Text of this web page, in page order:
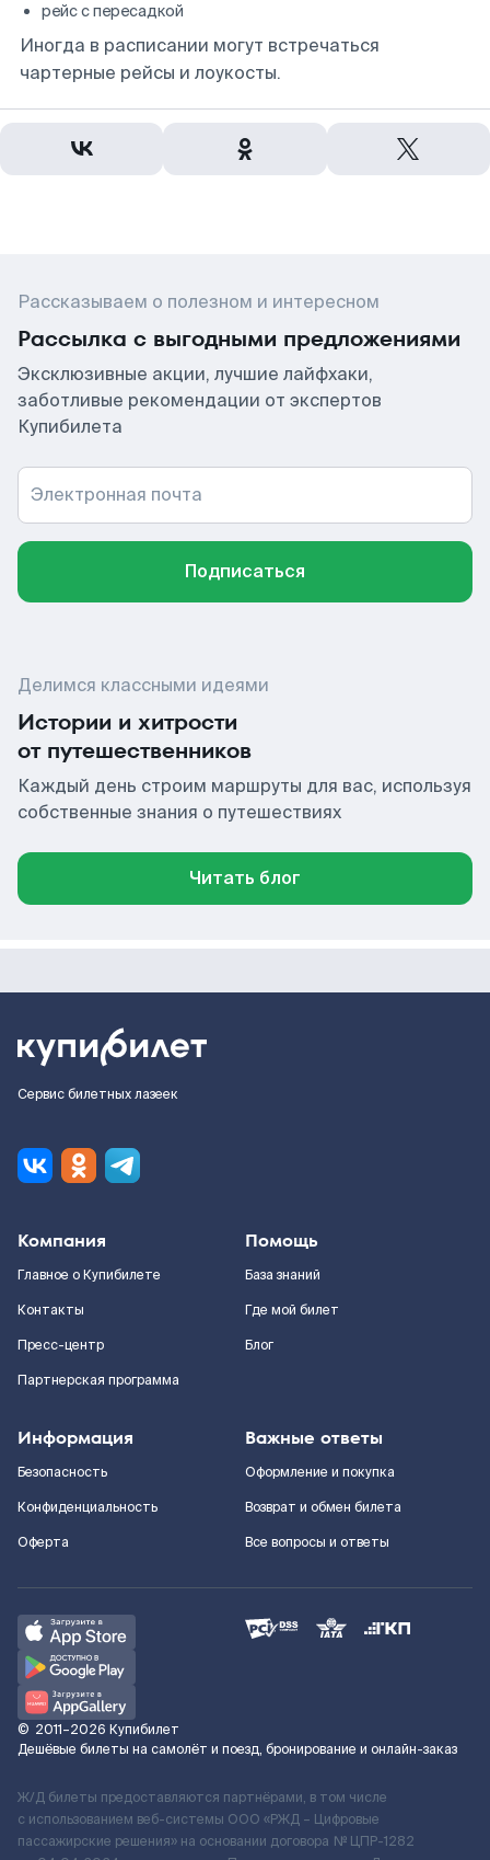
рейс с пересадкой
Иногда в расписании могут встречаться
чартерные рейсы и лоукосты.
Рассказываем о полезном и интересном
Рассылка с выгодными предложениями
Эксклюзивные акции, лучшие лайфхаки,
заботливые рекомендации от экспертов
Купибилета
Электронная почта
Подписаться
Делимся классными идеями
Истории и хитрости
от путешественников
Каждый день строим маршруты для вас, используя
собственные знания о путешествиях
Читать блог
Сервис билетных лазеек
Компания
Главное о Купибилете
Контакты
Пресс-центр
Партнерская программа
Помощь
База знаний
Где мой билет
Блог
Информация
Безопасность
Конфиденциальность
Оферта
Важные ответы
Оформление и покупка
Возврат и обмен билета
Все вопросы и ответы
© 2011–2026 Купибилет
Дешёвые билеты на самолёт и поезд, бронирование и онлайн-заказ
Ж/Д билеты предоставляются партнёрами, в том числе
с использованием веб-системы ООО «РЖД – Цифровые
пассажирские решения» на основании договора № ЦПР-1282